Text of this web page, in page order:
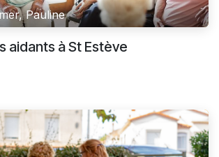
Pauline
aidants à St Estève